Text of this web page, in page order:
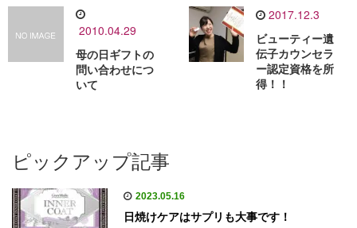
2010.04.29
母の日ギフトの
問い合わせにつ
いて
2017.12.3
ビューティー遺
伝子カウンセラ
ー認定資格を所
得！！
ピックアップ記事
2023.05.16
日焼けケアはサプリも大事です！